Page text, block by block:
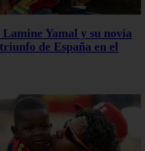
Yamal y su novia
de España en el